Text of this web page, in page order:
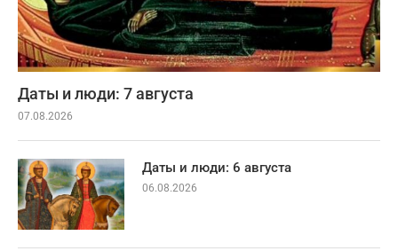
Даты и люди: 7 августа
07.08.2026
Даты и люди: 6 августа
06.08.2026